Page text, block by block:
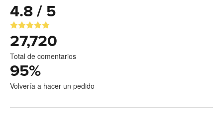
4.8 / 5
27,720
Total de comentarios
95%
Volvería a hacer un pedido